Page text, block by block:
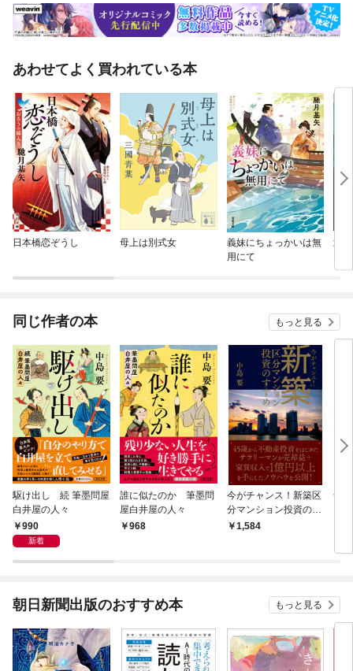
あわせてよく買われている本
日本橋恋ぞうし 母上は別式女
義妹にちょっかいは無
用にて
武
同じ作者の本 もっと見る
駆け出し 続 筆墨問屋
白井屋の人々
990
新着
誰に似たのか 筆墨問
屋白井屋の人々
968
今がチャンス！新築区
分マンション投資のす
すめ1,584
母
朝日新聞出版のおすすめ本 もっと見る